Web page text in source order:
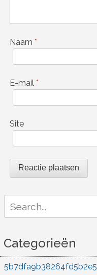
Naam *
E-mail *
Site
for:
Categorieën